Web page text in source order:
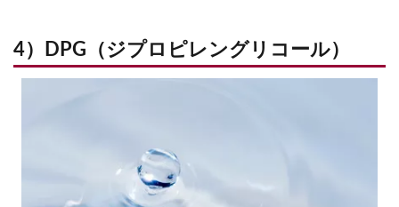
4）DPG（ジプロピレングリコール）